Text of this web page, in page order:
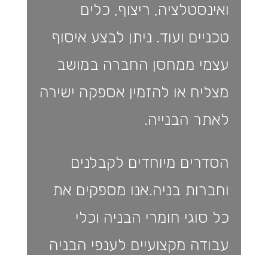
ואינסטלציה, ריצוף, כלים
טכניים ועוד. ניתן לבצע איסוף
עצמי ממחסן החברה במושב
מצליח או להזמין אספקה ישירה
לאתר הבנייה.
הסדרים מיוחדים לקבלנים
וחברות בניה.אנו מספקים את
כל סוגי חומרי הבניה וכלי
עבודה מקצועיים לענפי הבניה